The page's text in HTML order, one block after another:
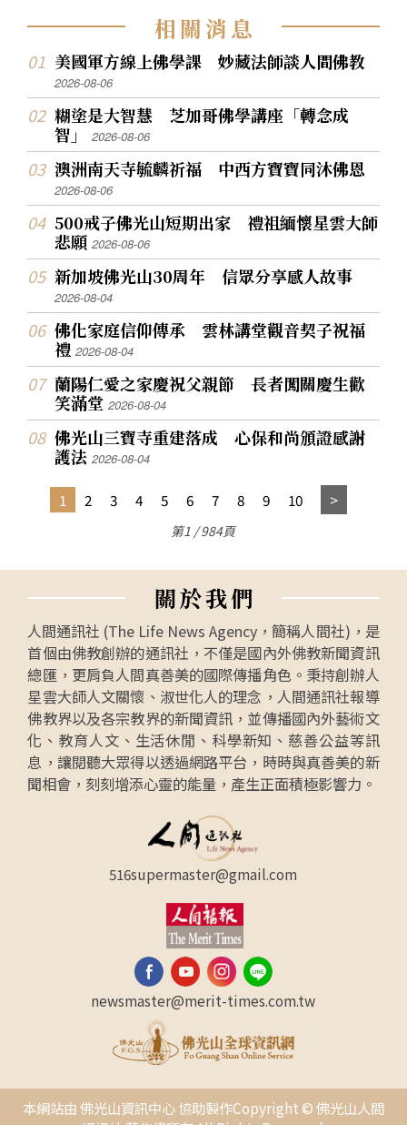
相關消息
美國軍方線上佛學課 妙藏法師談人間佛教
2026-08-06
糊塗是大智慧 芝加哥佛學講座「轉念成
智」2026-08-06
澳洲南天寺毓麟祈福 中西方寶寶同沐佛恩
2026-08-06
500戒子佛光山短期出家 禮祖緬懷星雲大師
悲願2026-08-06
新加坡佛光山30周年 信眾分享感人故事
2026-08-04
佛化家庭信仰傳承 雲林講堂觀音契子祝福
禮2026-08-04
蘭陽仁愛之家慶祝父親節 長者闖關慶生歡
笑滿堂2026-08-04
佛光山三寶寺重建落成 心保和尚頒證感謝
護法2026-08-04
1 2 3 4 5 6 7 8 9 10
第1 / 984頁
關於我們
人間通訊社 (The Life News Agency，簡稱人間社)，是
首個由佛教創辦的通訊社，不僅是國內外佛教新聞資訊
總匯，更肩負人間真善美的國際傳播角色。秉持創辦人
星雲大師人文關懷、淑世化人的理念，人間通訊社報導
佛教界以及各宗教界的新聞資訊，並傳播國內外藝術文
化、教育人文、生活休閒、科學新知、慈善公益等訊
息，讓閱聽大眾得以透過網路平台，時時與真善美的新
聞相會，刻刻增添心靈的能量，產生正面積極影響力。
516supermaster@gmail.com
newsmaster@merit-times.com.tw
本網站由 佛光山資訊中心 協助製作Copyright © 佛光山人間